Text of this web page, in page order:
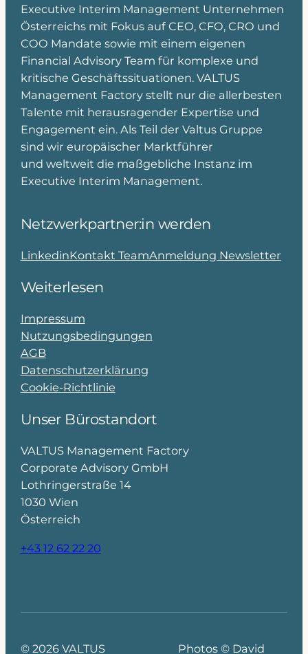
Executive Interim Management Unternehmen
Österreichs mit Fokus auf CEO, CFO, CRO und
COO Mandate sowie mit einem eigenen
Financial Advisory Team für komplexe und
kritische Geschäftssituationen. VALTUS
Management Factory stellt nur die allerbesten
Talente mit herausragender Expertise und
Engagement ein. Als Teil der Valtus Gruppe
sind wir europäischer Marktführer
und weltweit die maßgebliche Instanz im
Executive Interim Management.
Netzwerkpartner:in werden
LinkedinKontakt TeamAnmeldung Newsletter
Weiterlesen
Impressum
Nutzungsbedingungen
AGB
Datenschutzerklärung
Cookie-Richtlinie
Unser Bürostandort
VALTUS Management Factory
Corporate Advisory GmbH
Lothringerstraße 14
1030 Wien
Österreich
+43 12 62 22 20
© 2026 VALTUS Photos © David